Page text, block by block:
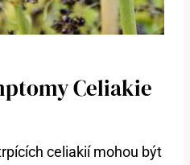
Celiakie
celiakií mohou být